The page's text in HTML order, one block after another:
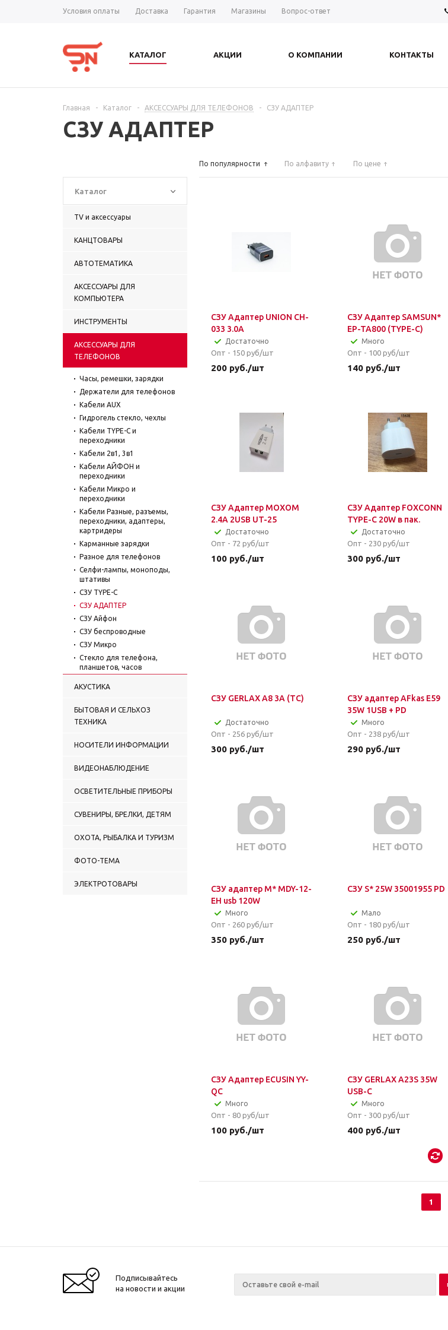
Условия оплаты Доставка Гарантия Магазины Вопрос-ответ
КАТАЛОГ АКЦИИ О КОМПАНИИ КОНТАКТЫ
Главная - Каталог - АКСЕССУАРЫ ДЛЯ ТЕЛЕФОНОВ - СЗУ АДАПТЕР
СЗУ АДАПТЕР
Каталог
TV и аксессуары
КАНЦТОВАРЫ
АВТОТЕМАТИКА
АКСЕССУАРЫ ДЛЯ
КОМПЬЮТЕРА
ИНСТРУМЕНТЫ
АКСЕССУАРЫ ДЛЯ
ТЕЛЕФОНОВ
Часы, ремешки, зарядки
Держатели для телефонов
Кабели AUX
Гидрогель стекло, чехлы
Кабели TYPE-C и
переходники
Кабели 2в1, 3в1
Кабели АЙФОН и
переходники
Кабели Микро и
переходники
Кабели Разные, разъемы,
переходники, адаптеры,
картридеры
Карманные зарядки
Разное для телефонов
Селфи-лампы, моноподы,
штативы
СЗУ TYPE-C
СЗУ АДАПТЕР
СЗУ Айфон
СЗУ беспроводные
СЗУ Микро
Стекло для телефона,
планшетов, часов
АКУСТИКА
БЫТОВАЯ И СЕЛЬХОЗ
ТЕХНИКА
НОСИТЕЛИ ИНФОРМАЦИИ
ВИДЕОНАБЛЮДЕНИЕ
ОСВЕТИТЕЛЬНЫЕ ПРИБОРЫ
СУВЕНИРЫ, БРЕЛКИ, ДЕТЯМ
ОХОТА, РЫБАЛКА И ТУРИЗМ
ФОТО-ТЕМА
ЭЛЕКТРОТОВАРЫ
По популярности По алфавиту По цене
СЗУ Адаптер UNION CH-
033 3.0А
Достаточно
Опт - 150 руб/шт
200 руб./шт
СЗУ Адаптер SAMSUN*
EP-TA800 (TYPE-C)
Много
Опт - 100 руб/шт
140 руб./шт
СЗУ Адаптер MOXOM
2.4A 2USB UT-25
Достаточно
Опт - 72 руб/шт
100 руб./шт
СЗУ Адаптер FOXCONN
TYPE-C 20W в пак.
Достаточно
Опт - 230 руб/шт
300 руб./шт
СЗУ GERLAX A8 3A (TC)
Достаточно
Опт - 256 руб/шт
300 руб./шт
СЗУ адаптер AFkas E59
35W 1USB + PD
Много
Опт - 238 руб/шт
290 руб./шт
СЗУ адаптер M* MDY-12-
EH usb 120W
Много
Опт - 260 руб/шт
350 руб./шт
СЗУ S* 25W 35001955 PD
Мало
Опт - 180 руб/шт
250 руб./шт
СЗУ Адаптер ECUSIN YY-
QC
Много
Опт - 80 руб/шт
100 руб./шт
СЗУ GERLAX A23S 35W
USB-C
Много
Опт - 300 руб/шт
400 руб./шт
1
Подписывайтесь
на новости и акции